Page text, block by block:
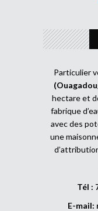
Particulier
hectare et
fabrique
avec des
une
Tél :
E-mail: